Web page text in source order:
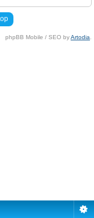
phpBB Mobile / SEO byArtodia